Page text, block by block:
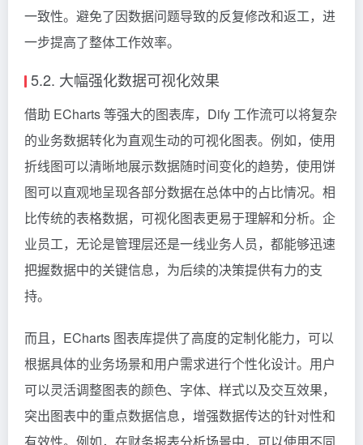
一致性。避免了因数据问题导致的反复修改和返工，进
一步提高了整体工作效率。
5.2. 大幅强化数据可视化效果
借助 ECharts 等强大的图表库，Dify 工作流可以将复杂
的业务数据转化为直观生动的可视化图表。例如，使用
折线图可以清晰地展示数据随时间变化的趋势，使用饼
图可以直观地呈现各部分数据在总体中的占比情况。相
比传统的表格数据，可视化图表更易于理解和分析。企
业员工，无论是管理层还是一线业务人员，都能够迅速
把握数据中的关键信息，为后续的决策提供有力的支
持。
而且，ECharts 图表库提供了高度的定制化能力，可以
根据具体的业务场景和用户需求进行个性化设计。用户
可以灵活调整图表的颜色、字体、样式以及交互效果，
突出图表中的重点数据信息，增强数据传达的针对性和
有效性。例如，在财务报表分析场景中，可以使用不同